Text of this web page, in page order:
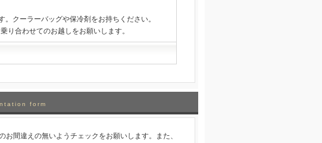
クーラーバッグや保冷剤をお持ちください。
り合わせてのお越しをお願いします。
form
間違えの無いようチェックをお願いします。また、